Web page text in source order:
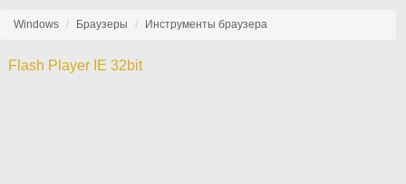
Windows Браузеры Инструменты браузера
Flash Player IE 32bit